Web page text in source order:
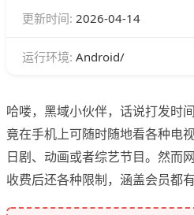
更新时间: 2026-04-14
运行环境: Android/
哈喽，黑域小伙伴，话说打发时
竟在手机上可随时随地看各种电
日剧、动画或者综艺节目。然而
收费后还各种限制，涵盖会员都